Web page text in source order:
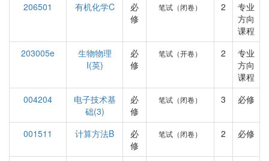
206501 有机化学C
必
修
笔试（闭卷） 2
专业
方向
课程
203005e
生物物理
I(英)
必
修
笔试（开卷） 2
专业
方向
课程
004204
电子技术基
础(3)
必
修
笔试（闭卷） 3 必修
001511 计算方法B
必
修
笔试（闭卷） 2 必修